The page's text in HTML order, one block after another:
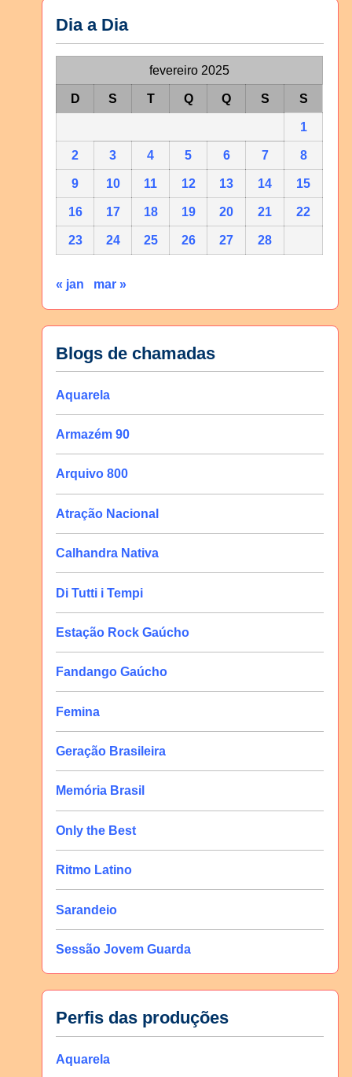
Dia a Dia
fevereiro 2025
D S T Q Q S S
1
2 3 4 5 6 7 8
9 10 11 12 13 14 15
16 17 18 19 20 21 22
23 24 25 26 27 28
« jan mar »
Blogs de chamadas
Aquarela
Armazém 90
Arquivo 800
Atração Nacional
Calhandra Nativa
Di Tutti i Tempi
Estação Rock Gaúcho
Fandango Gaúcho
Femina
Geração Brasileira
Memória Brasil
Only the Best
Ritmo Latino
Sarandeio
Sessão Jovem Guarda
Perfis das produções
Aquarela